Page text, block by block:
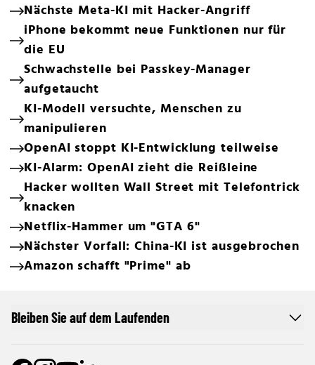
Nächste Meta-KI mit Hacker-Angriff
iPhone bekommt neue Funktionen nur für
die EU
Schwachstelle bei Passkey-Manager
aufgetaucht
KI-Modell versuchte, Menschen zu
manipulieren
OpenAI stoppt KI-Entwicklung teilweise
KI-Alarm: OpenAI zieht die Reißleine
Hacker wollten Wall Street mit Telefontrick
knacken
Netflix-Hammer um "GTA 6"
Nächster Vorfall: China-KI ist ausgebrochen
Amazon schafft "Prime" ab
Bleiben Sie auf dem Laufenden